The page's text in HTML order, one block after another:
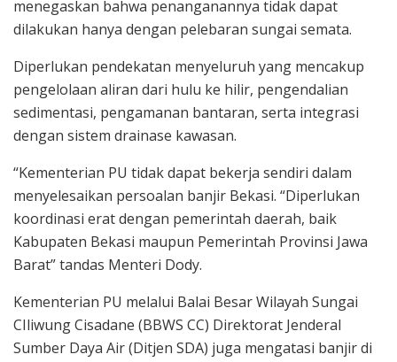
menegaskan bahwa penanganannya tidak dapat
dilakukan hanya dengan pelebaran sungai semata.
Diperlukan pendekatan menyeluruh yang mencakup
pengelolaan aliran dari hulu ke hilir, pengendalian
sedimentasi, pengamanan bantaran, serta integrasi
dengan sistem drainase kawasan.
“Kementerian PU tidak dapat bekerja sendiri dalam
menyelesaikan persoalan banjir Bekasi. “Diperlukan
koordinasi erat dengan pemerintah daerah, baik
Kabupaten Bekasi maupun Pemerintah Provinsi Jawa
Barat” tandas Menteri Dody.
Kementerian PU melalui Balai Besar Wilayah Sungai
CIliwung Cisadane (BBWS CC) Direktorat Jenderal
Sumber Daya Air (Ditjen SDA) juga mengatasi banjir di